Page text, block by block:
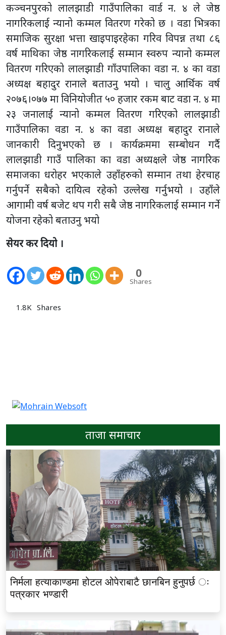
कञ्चनपुरको लालझाडी गाउँपालिका वार्ड न. ४ ले जेष्ठ
नागरिकलाई न्यानो कम्मल वितरण गरेको छ । वडा भित्रका
समाजिक सुरक्षा भत्ता खाइपाइरहेका गरिव विपन्न तथा ८६
वर्ष माथिका जेष्ठ नागरिकलाई सम्मान स्वरुप न्यानो कम्मल
वितरण गरिएको लालझाडी गाँउपालिका वडा न. ४ का वडा
अध्यक्ष बहादुर रानाले बताउनु भयो । चालु आर्थिक वर्ष
२०७६।०७७ मा विनियोजीत ५० हजार रकम बाट वडा न. ४ मा
२३ जनालाई न्यानो कम्मल वितरण गरिएको लालझाडी
गाउँपालिका वडा न. ४ का वडा अध्यक्ष बहादुर रानाले
जानकारी दिनुभएको छ । कार्यक्रममा सम्बोधन गर्दै
लालझाडी गाउँ पालिका का वडा अध्यक्षले जेष्ठ नागरिक
समाजका धरोहर भएकाले उहाँहरुको सम्मान तथा हेरचाह
गर्नुपर्ने सबैको दायित्व रहेको उल्लेख गर्नुभयो । उहाँले
आगामी वर्ष बजेट थप गरी सबै जेष्ठ नागरिकलाई सम्मान गर्ने
योजना रहेको बताउनु भयो
सेयर कर दियो ।
0
Shares
1.8K Shares
ताजा समाचार
निर्मला हत्याकाण्डमा होटल ओपेराबाटै छानबिन हुनुपर्छ ः
पत्रकार भण्डारी